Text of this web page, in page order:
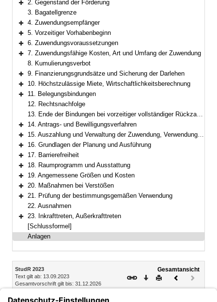
Bereich erweitern
2. Gegenstand der Förderung
3. Bagatellgrenze
Bereich erweitern
4. Zuwendungsempfänger
Bereich erweitern
5. Vorzeitiger Vorhabenbeginn
Bereich erweitern
6. Zuwendungsvoraussetzungen
Bereich erweitern
7. Zuwendungsfähige Kosten, Art und Umfang der Zuwendung
8. Kumulierungsverbot
Bereich erweitern
9. Finanzierungsgrundsätze und Sicherung der Darlehen
Bereich erweitern
10. Höchstzulässige Miete, Wirtschaftlichkeitsberechnung
Bereich erweitern
11. Belegungsbindungen
12. Rechtsnachfolge
13. Ende der Bindungen bei vorzeitiger vollständiger Rückzahlung
Bereich erweitern
14. Antrags- und Bewilligungsverfahren
Bereich erweitern
15. Auszahlung und Verwaltung der Zuwendung, Verwendungsnachweis
Bereich erweitern
16. Grundlagen der Planung und Ausführung
Bereich erweitern
17. Barrierefreiheit
Bereich erweitern
18. Raumprogramm und Ausstattung
Bereich erweitern
19. Angemessene Größen und Kosten
Bereich erweitern
20. Maßnahmen bei Verstößen
Bereich erweitern
21. Prüfung der bestimmungsgemäßen Verwendung
22. Ausnahmen
Bereich erweitern
23. Inkrafttreten, Außerkrafttreten
[Schlussformel]
Anlagen
Inhalt
StudR 2023
Text gilt ab: 13.09.2023
Gesamtvorschrift gilt bis: 31.12.2026
Gesamtansicht
Download
DruckenVorheriges